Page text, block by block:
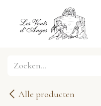
Overslaan naar inhoud
Alle producten